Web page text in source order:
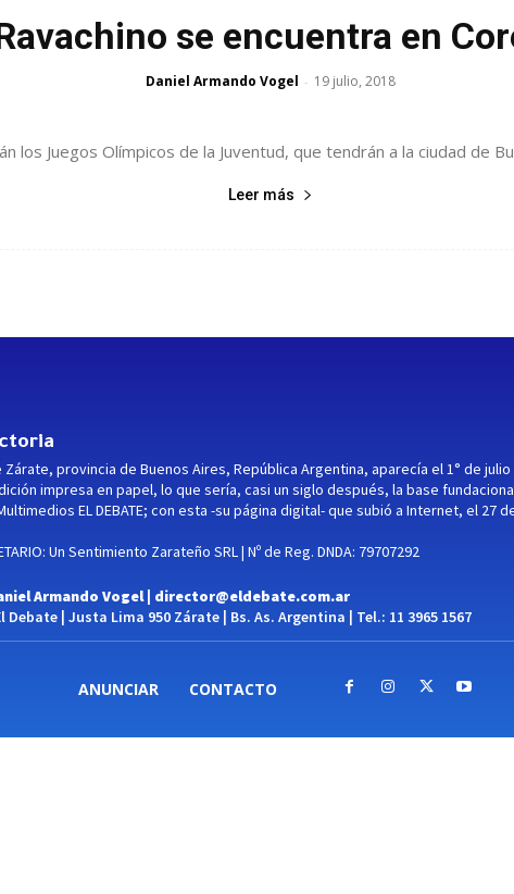
se encuentra en
Daniel Armando Vogel - 19 julio, 2018
los Juegos Olímpicos de la Juventud, que tendrán a la ciudad de
Leer más
Zárate, provincia de Buenos Aires, República Argentina, aparecía el 1° de
impresa en papel, lo que sería, casi un siglo después, la base
EL DEBATE; con esta -su página digital- que subió a Internet, el 27
Un Sentimiento Zarateño SRL | Nº de Reg. DNDA: 79707292
Armando Vogel | director@eldebate.com.ar
Debate | Justa Lima 950 Zárate | Bs. As. Argentina | Tel.: 11 3965 1567
ANUNCIAR CONTACTO